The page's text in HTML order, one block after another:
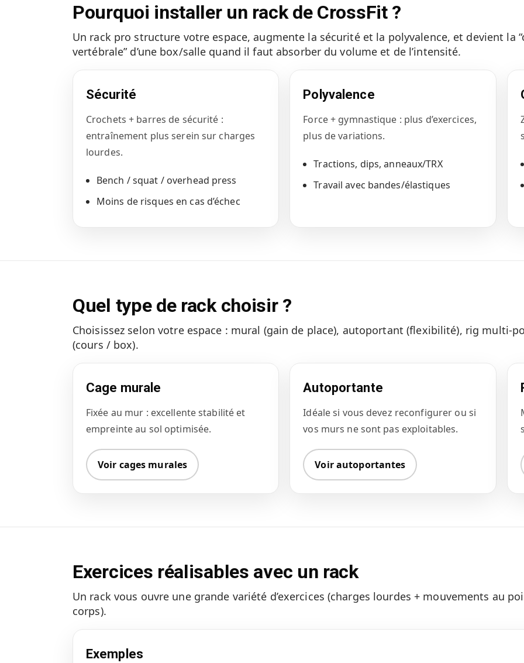
Pourquoi installer un rack de CrossFit ?
Un rack pro structure votre espace, augmente la sécurité et la polyvalence, et devient la
vertébrale” d’une box/salle quand il faut absorber du volume et de l’intensité.
Sécurité
Crochets + barres de sécurité :
entraînement plus serein sur charges
lourdes.
Bench / squat / overhead press
Moins de risques en cas d’échec
Polyvalence
Force + gymnastique : plus d’exercices,
plus de variations.
Tractions, dips, anneaux/TRX
Travail avec bandes/élastiques
Quel type de rack choisir ?
Choisissez selon votre espace : mural (gain de place), autoportant (flexibilité), rig multi-
(cours / box).
Cage murale
Fixée au mur : excellente stabilité et
empreinte au sol optimisée.
Voir cages murales
Autoportante
Idéale si vous devez reconfigurer ou si
vos murs ne sont pas exploitables.
Voir autoportantes
Exercices réalisables avec un rack
Un rack vous ouvre une grande variété d’exercices (charges lourdes + mouvements au
corps).
Exemples